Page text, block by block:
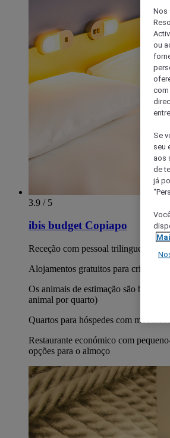
3.9 / 5
ibis budget Copiapo
Receção com pessoal trilingue
Alojamentos gratuitos para crianças
Os animais de estimação são bem-
animal por quarto)
Quartos para hóspedes com
Restaurante económico com
opções para o almoço
Nos
ou
com
Se
seu
aos
de
já